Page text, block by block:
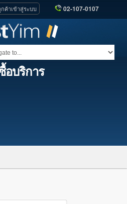
กค้าเข้าสู่ระบบ 02-107-0107
อบริการ